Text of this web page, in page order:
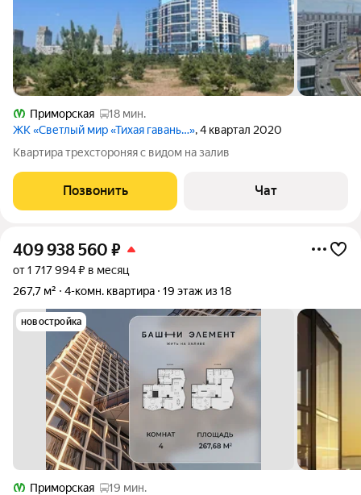
Приморская
18 мин.
ЖК «Светлый мир «Тихая гавань…», 4 квартал 2020
Квартира трехстороняя с видом на залив
Позвонить Чат
409 938 560 ₽
от 1 717 994 ₽ в месяц
267,7 м²
4-комн. квартира 19 этаж из 18
новостройка
Приморская
19 мин.